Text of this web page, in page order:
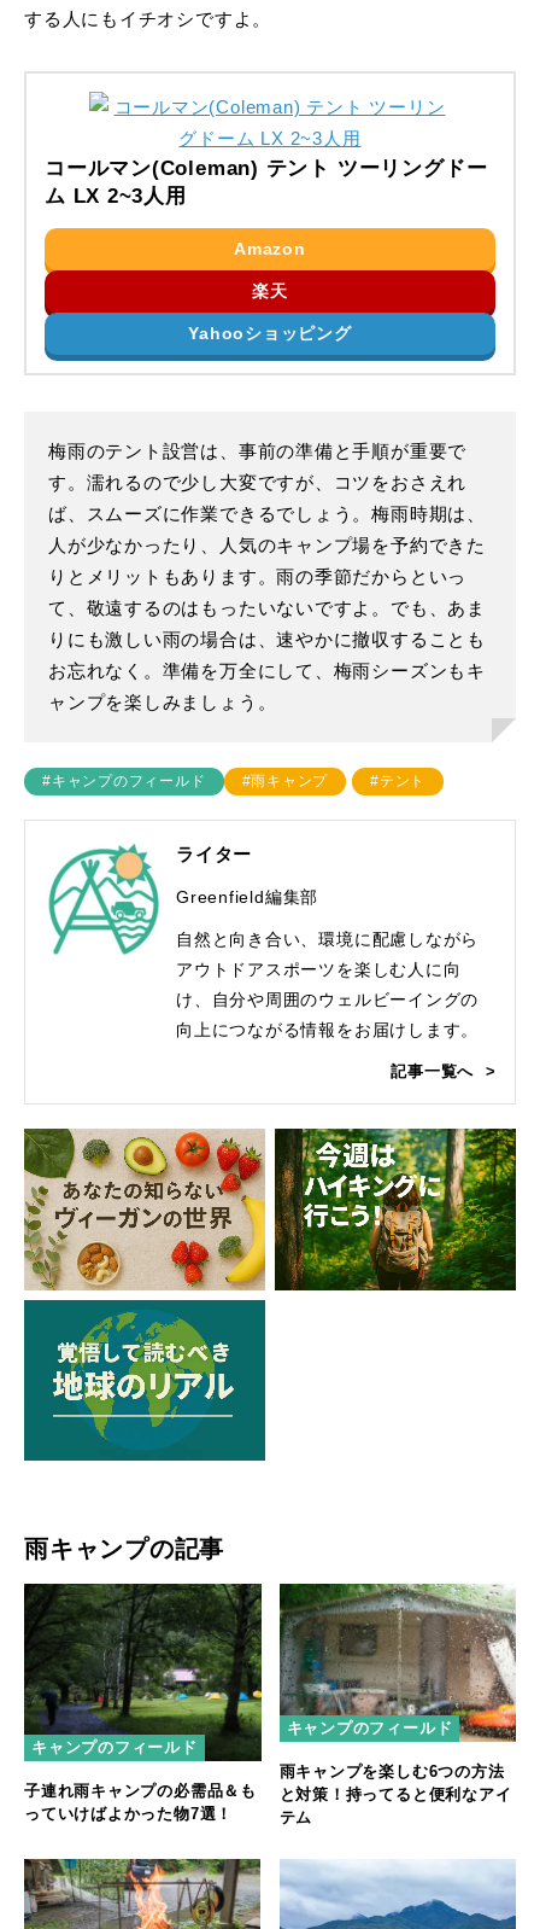
する人にもイチオシですよ。
コールマン(Coleman) テント ツーリングドー
ム LX 2~3人用
Amazon
楽天
Yahooショッピング
梅雨のテント設営は、事前の準備と手順が重要で
す。濡れるので少し大変ですが、コツをおさえれ
ば、スムーズに作業できるでしょう。梅雨時期は、
人が少なかったり、人気のキャンプ場を予約できた
りとメリットもあります。雨の季節だからといっ
て、敬遠するのはもったいないですよ。でも、あま
りにも激しい雨の場合は、速やかに撤収することも
お忘れなく。準備を万全にして、梅雨シーズンもキ
ャンプを楽しみましょう。
#キャンプのフィールド #雨キャンプ #テント
ライター
Greenfield編集部
自然と向き合い、環境に配慮しながら
アウトドアスポーツを楽しむ人に向
け、自分や周囲のウェルビーイングの
向上につながる情報をお届けします。
記事一覧へ
雨キャンプの記事
キャンプのフィールド
子連れ雨キャンプの必需品＆も
っていけばよかった物7選！
キャンプのフィールド
雨キャンプを楽しむ6つの方法
と対策！持ってると便利なアイ
テム